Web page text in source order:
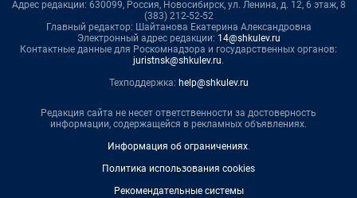
Адрес редакции: 630099, Россия, Новосибирск, ул. Ленина, д. 12, 6 этаж, 8
(383) 212-52-52
Главный редактор: Шайтанова Екатерина Александровна
Электронный адрес редакции: 14@shkulev.ru
Контактные данные для Роскомнадзора и государственных органов:
juristnsk@shkulev.ru.
Техподдержка: help@shkulev.ru
Редакция сайта не несет ответственности за достоверность
информации, содержащейся в рекламных объявлениях.
Информация об ограничениях.
Политика использования cookies
Рекомендательные системы